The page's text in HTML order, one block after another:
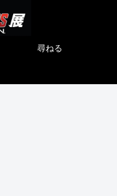
尋ねる